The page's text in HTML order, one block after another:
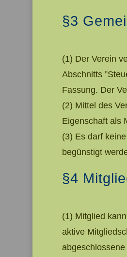
§3
(1) Der Verein
Abschnitts
Fassung. Der
(2) Mittel des
Eigenschaft als
(3) Es darf
begünstigt
§4
(1) Mitglied
aktive